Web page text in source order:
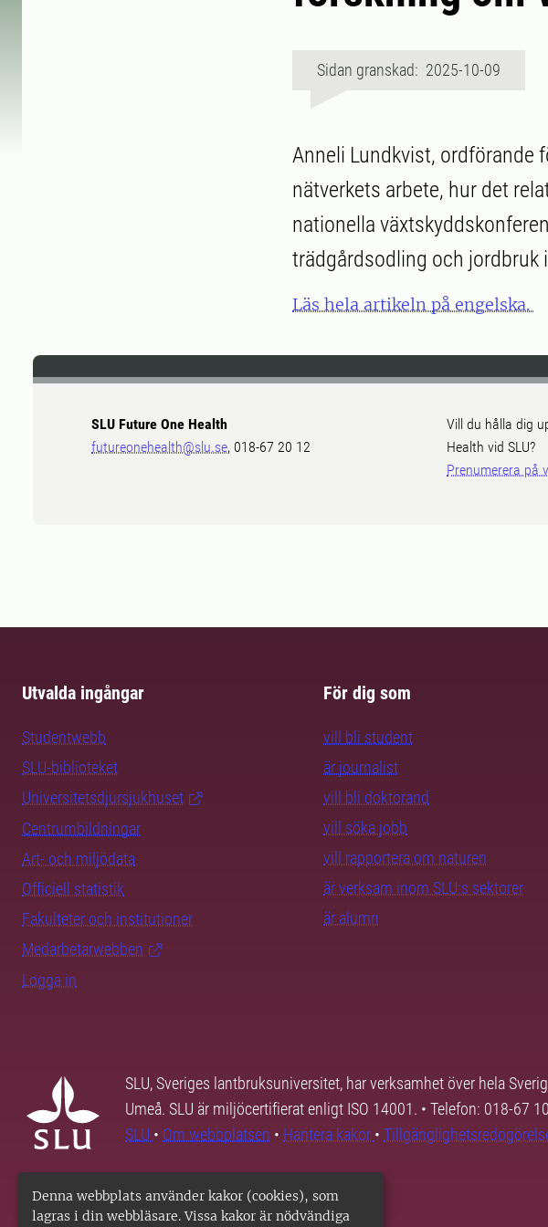
Denna webbplats använder kakor (cookies), som
lagras i din webbläsare. Vissa kakor är nödvändiga
Sidan granskad: 2025-10-09
Anneli Lundkvist, ordförande
nätverkets arbete, hur det
nationella
trädgårdsodling och jordbruk
Läs hela artikeln på engelska.
SLU Future One Health
futureonehealth@slu.se, 018-67 20 12
Vill du hålla dig
Health vid SLU?
Prenumerera på
Utvalda ingångar
Studentwebb
SLU-biblioteket
Universitetsdjursjukhuset
Centrumbildningar
Art- och miljödata
Officiell statistik
Fakulteter och institutioner
Medarbetarwebben
Logga in
För dig som
vill bli student
är journalist
vill bli doktorand
vill söka jobb
vill rapportera om naturen
är verksam inom SLU:s sektorer
är alumn
SLU, Sveriges lantbruksuniversitet, har verksamhet över hela
Umeå. SLU är miljöcertifierat enligt ISO 14001. • Telefon: 018-67
SLU • Om webbplatsen • Hantera kakor •